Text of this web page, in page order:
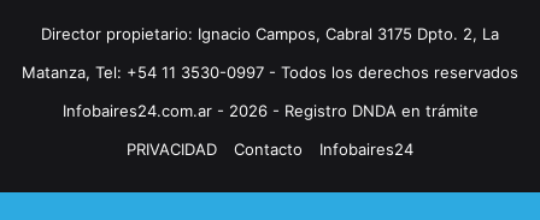
Director propietario: Ignacio Campos, Cabral 3175 Dpto. 2, La
Matanza, Tel: +54 11 3530-0997 - Todos los derechos reservados
Infobaires24.com.ar - 2026 - Registro DNDA en trámite
PRIVACIDAD
Contacto Infobaires24